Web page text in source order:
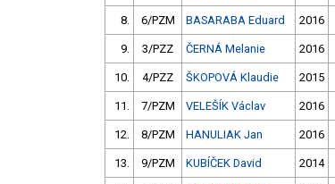
8. 6/PZM BASARABA Eduard 2016
9. 3/PZZ ČERNÁ Melanie 2016
10. 4/PZZ ŠKOPOVÁ Klaudie 2015
11. 7/PZM VELEŠÍK Václav 2016
12. 8/PZM HANULIAK Jan 2016
13. 9/PZM KUBÍČEK David 2014